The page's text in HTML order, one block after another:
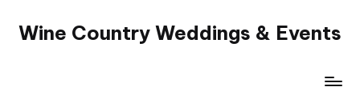
SkipWine Country Weddings & Events